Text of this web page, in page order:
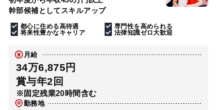
幹部候補としてスキルアップ
都心に住める高待遇
専門性を高められる
将来性豊かなキャリア
法律知識ゼロ大歓迎
月給
34万6,875円
賞与年2回
※固定残業20時間含む
勤務地
ホーム
解決実績
アクセス